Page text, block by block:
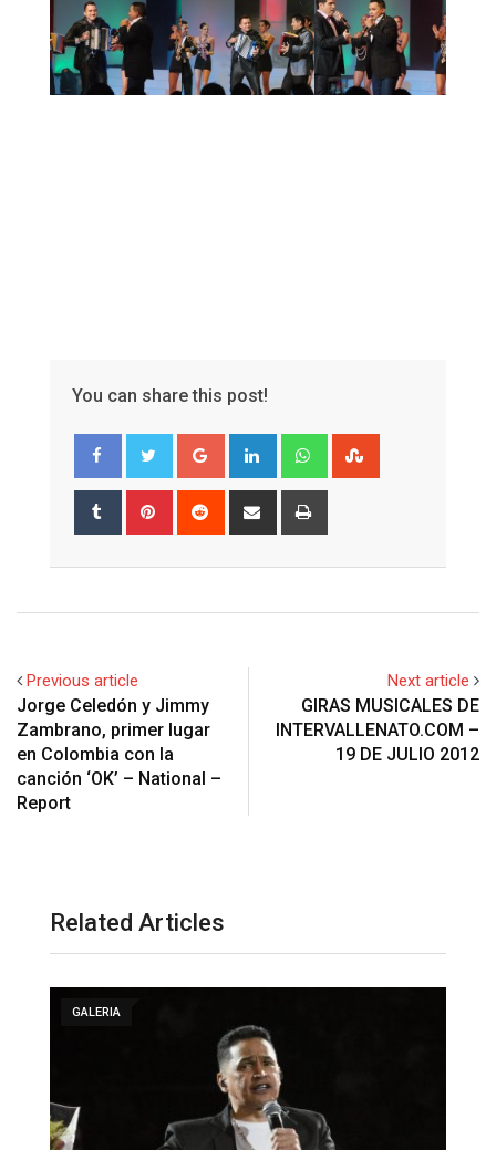
You can share this post!
Google+ LinkedIn Whatsapp
Tumblr Pinterest Reddit
Share
Previous article
Jorge Celedón y Jimmy
Zambrano, primer lugar
en Colombia con la
canción ‘OK’ – National –
Report
Next article
GIRAS MUSICALES DE
INTERVALLENATO.COM –
19 DE JULIO 2012
Related Articles
GALERIA